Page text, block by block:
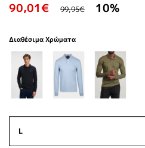
90,01€ 99,95€ 10%
Διαθέσιμα Χρώματα